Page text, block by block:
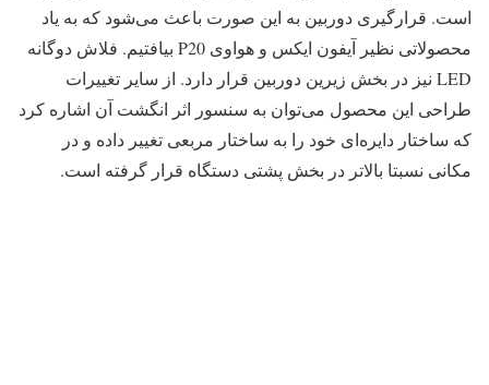
است. قرارگیری دوربین به این صورت باعث می‌شود که به یاد
محصولاتی نظیر آیفون ایکس و هواوی P20 بیافتیم. فلاش دوگانه
LED نیز در بخش زیرین دوربین قرار دارد. از سایر تغییرات
طراحی این محصول می‌توان به سنسور اثر انگشت آن اشاره کرد
که ساختار دایره‌ای خود را به ساختار مربعی تغییر داده و در
مکانی نسبتا بالاتر در بخش پشتی دستگاه قرار گرفته است.